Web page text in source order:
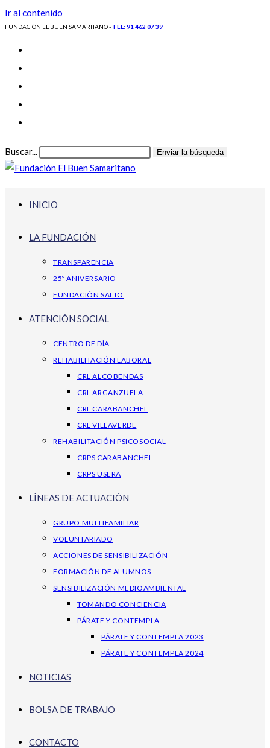
Ir al contenido
FUNDACIÓN EL BUEN SAMARITANO - TEL: 91 462 07 39
Buscar... Enviar la búsqueda
INICIO
LA FUNDACIÓN
TRANSPARENCIA
25º ANIVERSARIO
FUNDACIÓN SALTO
ATENCIÓN SOCIAL
CENTRO DE DÍA
REHABILITACIÓN LABORAL
CRL ALCOBENDAS
CRL ARGANZUELA
CRL CARABANCHEL
CRL VILLAVERDE
REHABILITACIÓN PSICOSOCIAL
CRPS CARABANCHEL
CRPS USERA
LÍNEAS DE ACTUACIÓN
GRUPO MULTIFAMILIAR
VOLUNTARIADO
ACCIONES DE SENSIBILIZACIÓN
FORMACIÓN DE ALUMNOS
SENSIBILIZACIÓN MEDIOAMBIENTAL
TOMANDO CONCIENCIA
PÁRATE Y CONTEMPLA
PÁRATE Y CONTEMPLA 2023
PÁRATE Y CONTEMPLA 2024
NOTICIAS
BOLSA DE TRABAJO
CONTACTO